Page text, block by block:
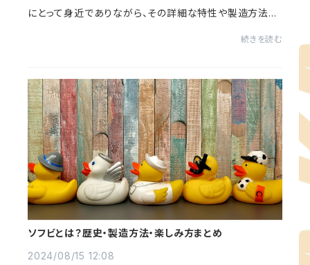
にとって身近でありながら、その詳細な特性や製造方法に
続きを読む
ソフビとは？歴史・製造方法・楽しみ方まとめ
2024/08/15 12:08